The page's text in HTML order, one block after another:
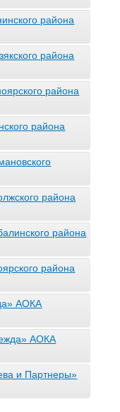
района
района
района
района
района
района
района
АОКА
АОКА
и Партнеры»